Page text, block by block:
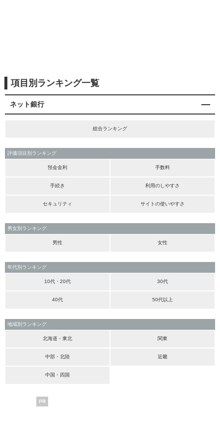
項目別ランキング一覧
ネット銀行
総合ランキング
評価項目別ランキング
預金金利 手数料
手続き 利用のしやすさ
セキュリティ サイトの使いやすさ
男女別ランキング
男性 女性
年代別ランキング
10代・20代 30代
40代 50代以上
地域別ランキング
北海道・東北 関東
中部・北陸 近畿
中国・四国
PR